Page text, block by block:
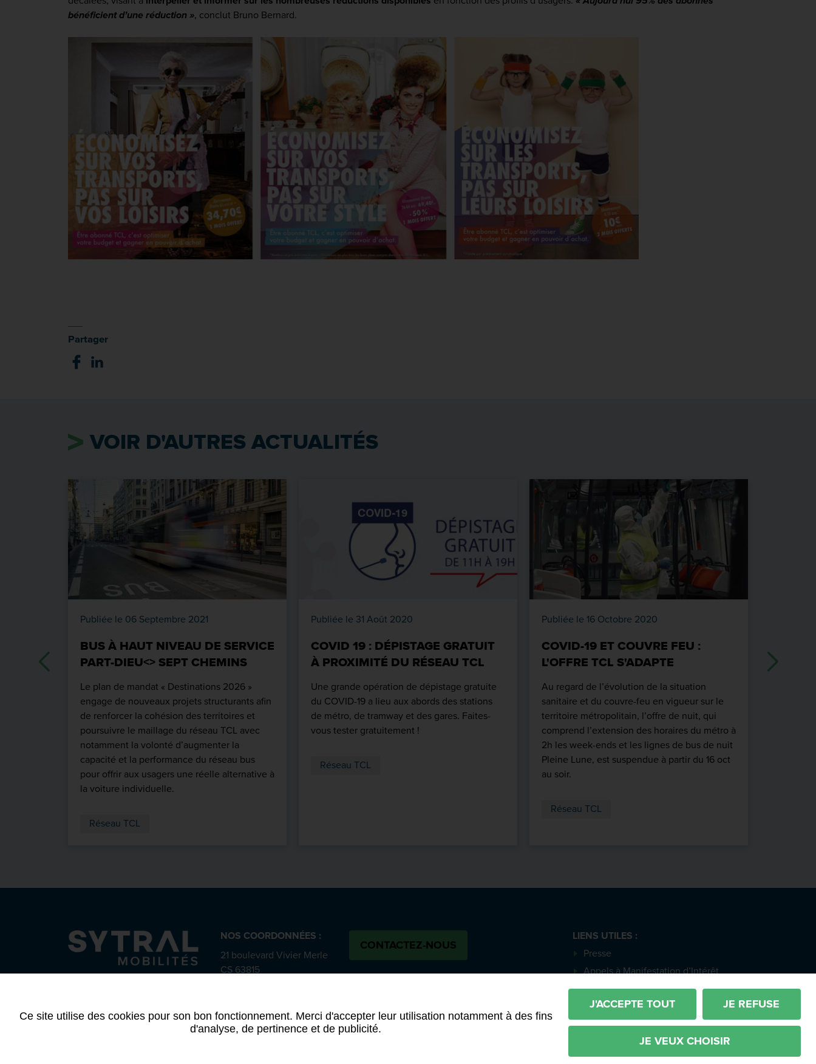
Ce site utilise des cookies pour son bon fonctionnement. Merci d'accepter leur utilisation notamment à des fins
d'analyse, de pertinence et de publicité.
J'ACCEPTE TOUT JE REFUSE
JE VEUX CHOISIR
bénéficient d’une réduction », conclut Bruno Bernard.
Partager
VOIR D'AUTRES ACTUALITÉS
Publiée le 06 Septembre 2021
BUS À HAUT NIVEAU DE SERVICE
PART-DIEU<> SEPT CHEMINS
Le plan de mandat « Destinations 2026 »
engage de nouveaux projets structurants afin
de renforcer la cohésion des territoires et
poursuivre le maillage du réseau TCL avec
notamment la volonté d’augmenter la
capacité et la performance du réseau bus
pour offrir aux usagers une réelle alternative à
la voiture individuelle.
Réseau TCL
Publiée le 31 Août 2020
COVID 19 : DÉPISTAGE GRATUIT
À PROXIMITÉ DU RÉSEAU TCL
Une grande opération de dépistage gratuite
du COVID-19 a lieu aux abords des stations
de métro, de tramway et des gares. Faites-
vous tester gratuitement !
Réseau TCL
Publiée le 16 Octobre 2020
COVID-19 ET COUVRE FEU :
L'OFFRE TCL S'ADAPTE
Au regard de l’évolution de la situation
sanitaire et du couvre-feu en vigueur sur le
territoire métropolitain, l’offre de nuit, qui
comprend l’extension des horaires du métro à
2h les week-ends et les lignes de bus de nuit
Pleine Lune, est suspendue à partir du 16 oct
au soir.
Réseau TCL
NOS COORDONNÉES :
21 boulevard Vivier Merle
CS 63815
CONTACTEZ-NOUS
SUIVEZ-NOUS :
LIENS UTILES :
Presse
Appels à Manifestation d’Intérêt
Actes et délibérations
Imaginé parNeftis- CMS :Flexit